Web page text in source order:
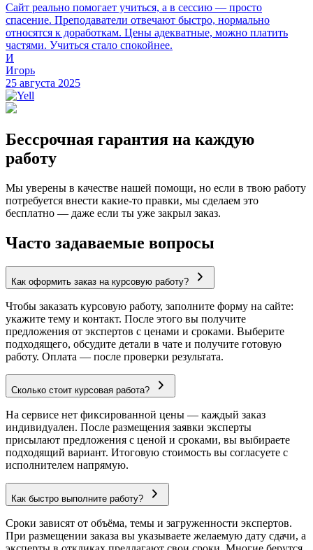
Сайт реально помогает учиться, а в сессию — просто
спасение. Преподаватели отвечают быстро, нормально
относятся к доработкам. Цены адекватные, можно платить
частями. Учиться стало спокойнее.
И
Игорь
25 августа 2025
Бессрочная гарантия на каждую
работу
Мы уверены в качестве нашей помощи, но если в твою работу
потребуется внести какие-то правки, мы сделаем это
бесплатно — даже если ты уже закрыл заказ.
Часто задаваемые вопросы
Как оформить заказ на курсовую работу?
Чтобы заказать курсовую работу, заполните форму на сайте:
укажите тему и контакт. После этого вы получите
предложения от экспертов с ценами и сроками. Выберите
подходящего, обсудите детали в чате и получите готовую
работу. Оплата — после проверки результата.
Сколько стоит курсовая работа?
На сервисе нет фиксированной цены — каждый заказ
индивидуален. После размещения заявки эксперты
присылают предложения с ценой и сроками, вы выбираете
подходящий вариант. Итоговую стоимость вы согласуете с
исполнителем напрямую.
Как быстро выполните работу?
Сроки зависят от объёма, темы и загруженности экспертов.
При размещении заказа вы указываете желаемую дату сдачи, а